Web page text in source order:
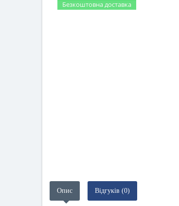
Безкоштовна доставка
Опис Відгуків (0)